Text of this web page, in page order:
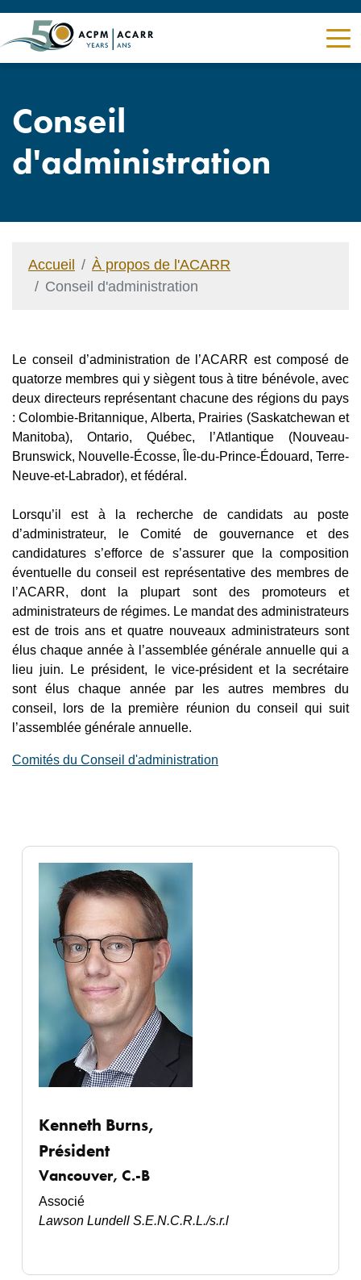
Conseil
d'administration
Accueil
À propos de l'ACARR
Conseil d'administration
Le conseil d’administration de l’ACARR est composé de
quatorze membres qui y siègent tous à titre bénévole, avec
deux directeurs représentant chacune des régions du pays
: Colombie-Britannique, Alberta, Prairies (Saskatchewan et
Manitoba), Ontario, Québec, l’Atlantique (Nouveau-
Brunswick, Nouvelle-Écosse, Île-du-Prince-Édouard, Terre-
Neuve-et-Labrador), et fédéral.
Lorsqu’il est à la recherche de candidats au poste
d’administrateur, le Comité de gouvernance et des
candidatures s’efforce de s’assurer que la composition
éventuelle du conseil est représentative des membres de
l’ACARR, dont la plupart sont des promoteurs et
administrateurs de régimes. Le mandat des administrateurs
est de trois ans et quatre nouveaux administrateurs sont
élus chaque année à l’assemblée générale annuelle qui a
lieu juin. Le président, le vice-président et la secrétaire
sont élus chaque année par les autres membres du
conseil, lors de la première réunion du conseil qui suit
l’assemblée générale annuelle.
Comités du Conseil d'administration
Kenneth Burns,
Président
Vancouver, C.-B
Associé
Lawson Lundell S.E.N.C.R.L./s.r.l